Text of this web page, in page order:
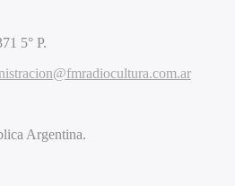
5° P.
Argentina.